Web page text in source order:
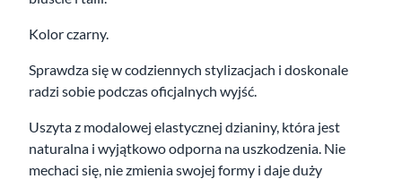
Kolor czarny.
Sprawdza się w codziennych stylizacjach i doskonale
radzi sobie podczas oficjalnych wyjść.
Uszyta z modalowej elastycznej dzianiny, która jest
naturalna i wyjątkowo odporna na uszkodzenia. Nie
mechaci się, nie zmienia swojej formy i daje duży